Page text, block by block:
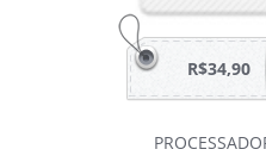
R$34,90